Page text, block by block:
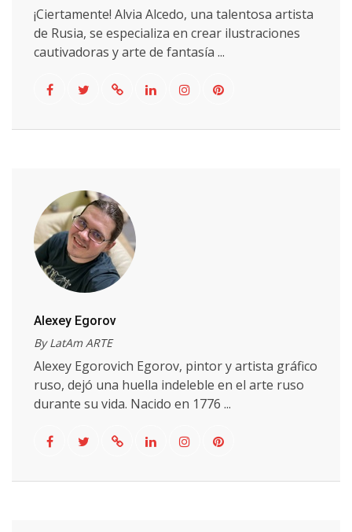
¡Ciertamente! Alvia Alcedo, una talentosa artista
de Rusia, se especializa en crear ilustraciones
cautivadoras y arte de fantasía ...
Alexey Egorov
By LatAm ARTE
Alexey Egorovich Egorov, pintor y artista gráfico
ruso, dejó una huella indeleble en el arte ruso
durante su vida. Nacido en 1776 ...